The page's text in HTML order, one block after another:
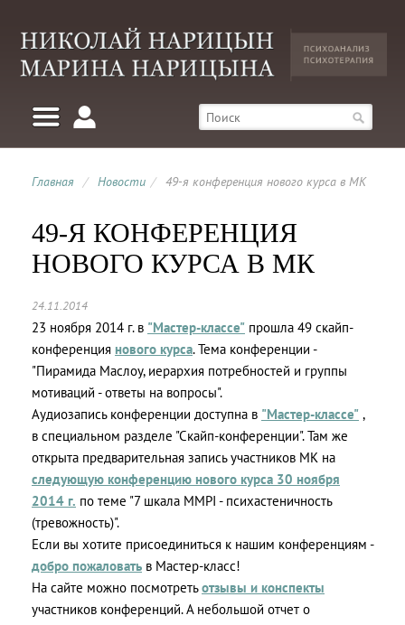
Главная / Новости / 49-я конференция нового курса в МК
49-Я КОНФЕРЕНЦИЯ
НОВОГО КУРСА В МК
24.11.2014
23 ноября 2014 г. в "Мастер-классе" прошла 49 скайп-
конференция нового курса. Тема конференции -
"Пирамида Маслоу, иерархия потребностей и группы
мотиваций - ответы на вопросы".
Аудиозапись конференции доступна в "Мастер-классе" ,
в специальном разделе "Скайп-конференции". Там же
открыта предварительная запись участников МК на
следующую конференцию нового курса 30 ноября
2014 г. по теме "7 шкала MMPI - психастеничность
(тревожность)".
Если вы хотите присоединиться к нашим конференциям -
добро пожаловать в Мастер-класс!
На сайте можно посмотретьотзывы и конспекты
участников конференций. А небольшой отчет о